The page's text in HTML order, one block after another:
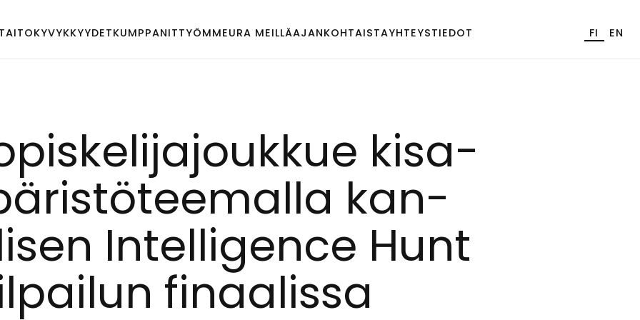
KYVYKKYYDETKUMPPANITTYÖMMEURA MEILLÄAJANKOHTAISTAYHTEYSTIEDOT FI EN
ki­sa­
kan­
In­tel­li­gen­ce Hunt
fi­naa­lis­sa